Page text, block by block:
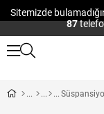
Sitemizde
87